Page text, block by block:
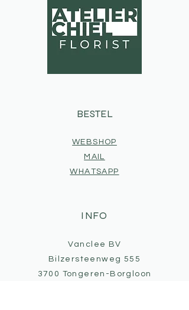
BESTEL
WEBSHOP
MAIL
WHATSAPP
INFO
Vanclee BV
Bilzersteenweg 555
3700 Tongeren-Borgloon